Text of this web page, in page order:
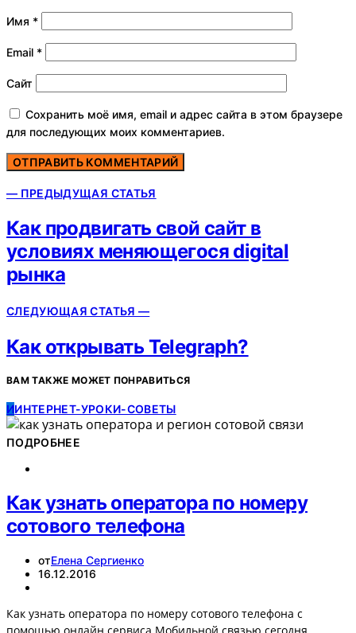
Имя *
Email *
Сайт
Сохранить моё имя, email и адрес сайта в этом браузере
для последующих моих комментариев.
— ПРЕДЫДУЩАЯ СТАТЬЯ
Как продвигать свой сайт в
условиях меняющегося digital
рынка
СЛЕДУЮЩАЯ СТАТЬЯ —
Как открывать Telegraph?
ВАМ ТАКЖЕ МОЖЕТ ПОНРАВИТЬСЯ
ИИНТЕРНЕТ-УРОКИ-СОВЕТЫ
ПОДРОБНЕЕ
Как узнать оператора по номеру
сотового телефона
отЕлена Сергиенко
16.12.2016
Как узнать оператора по номеру сотового телефона с